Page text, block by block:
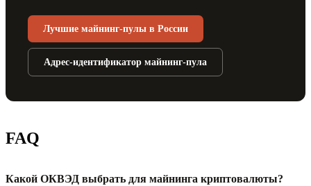
Лучшие майнинг-пулы в России
Адрес-идентификатор майнинг-пула
FAQ
Какой ОКВЭД выбрать для майнинга криптовалюты?